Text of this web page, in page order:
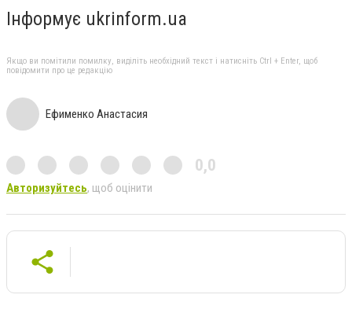
Інформує ukrinform.ua
Якщо ви помітили помилку, виділіть необхідний текст і натисніть Ctrl + Enter, щоб
повідомити про це редакцію
Ефименко Анастасия
0,0
Авторизуйтесь, щоб оцінити